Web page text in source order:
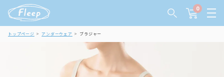
0
トップページ アンダーウェア ブラジャー